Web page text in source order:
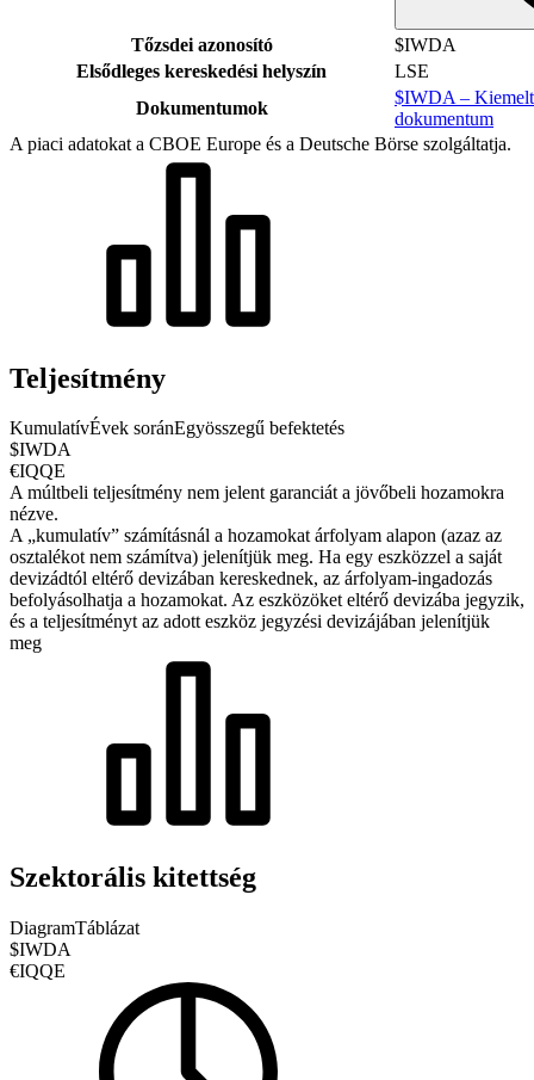
Tőzsdei azonosító
$IWDA
Elsődleges kereskedési helyszín
LSE
Dokumentumok
$IWDA –
dokumentum
A piaci adatokat a CBOE Europe és a Deutsche Börse szolgáltatja.
Teljesítmény
KumulatívÉvek soránEgyösszegű befektetés
$IWDA
€IQQE
A múltbeli teljesítmény nem jelent garanciát a jövőbeli hozamokra
nézve.
A „kumulatív” számításnál a hozamokat árfolyam alapon (azaz az
osztalékot nem számítva) jelenítjük meg. Ha egy eszközzel a saját
devizádtól eltérő devizában kereskednek, az árfolyam-ingadozás
befolyásolhatja a hozamokat. Az eszközöket eltérő devizába jegyzik,
és a teljesítményt az adott eszköz jegyzési devizájában jelenítjük
meg
Szektorális kitettség
DiagramTáblázat
$IWDA
€IQQE